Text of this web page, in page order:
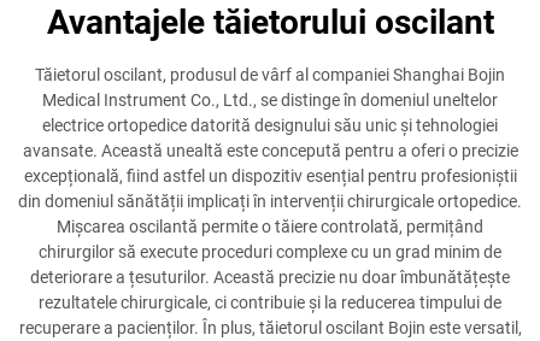
Avantajele tăietorului oscilant
Tăietorul oscilant, produsul de vârf al companiei Shanghai Bojin
Medical Instrument Co., Ltd., se distinge în domeniul uneltelor
electrice ortopedice datorită designului său unic și tehnologiei
avansate. Această unealtă este concepută pentru a oferi o precizie
excepțională, fiind astfel un dispozitiv esențial pentru profesioniștii
din domeniul sănătății implicați în intervenții chirurgicale ortopedice.
Mișcarea oscilantă permite o tăiere controlată, permițând
chirurgilor să execute proceduri complexe cu un grad minim de
deteriorare a țesuturilor. Această precizie nu doar îmbunătățește
rezultatele chirurgicale, ci contribuie și la reducerea timpului de
recuperare a pacienților. În plus, tăietorul oscilant Bojin este versatil,